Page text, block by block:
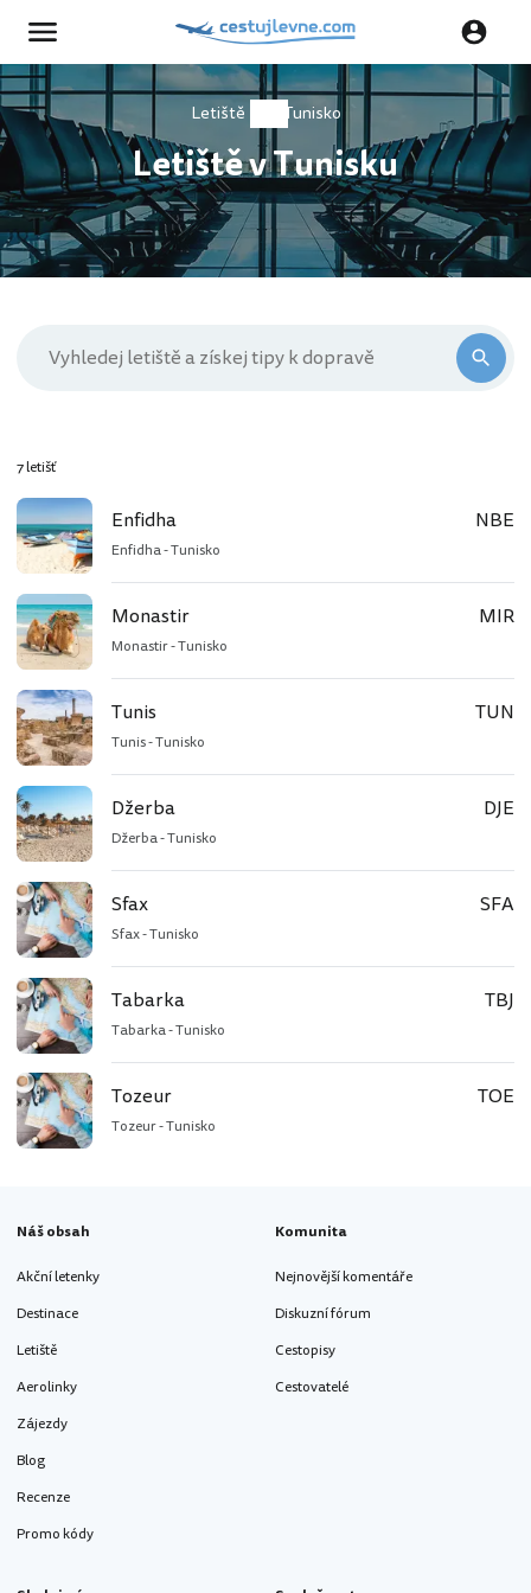
Letiště Tunisko
Letiště v Tunisku
7 letišť
Enfidha
Enfidha - Tunisko
NBE
Monastir
Monastir - Tunisko
MIR
Tunis
Tunis - Tunisko
TUN
Džerba
Džerba - Tunisko
DJE
Sfax
Sfax - Tunisko
SFA
Tabarka
Tabarka - Tunisko
TBJ
Tozeur
Tozeur - Tunisko
TOE
Náš obsah
Akční letenky
Destinace
Letiště
Aerolinky
Zájezdy
Blog
Recenze
Promo kódy
Komunita
Nejnovější komentáře
Diskuzní fórum
Cestopisy
Cestovatelé